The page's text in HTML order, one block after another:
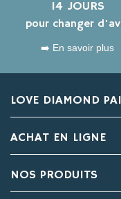
14 JOURS
pour changer
➡️ En savoir plus
LOVE DIAMOND
ACHAT EN LIGNE
NOS PRODUITS